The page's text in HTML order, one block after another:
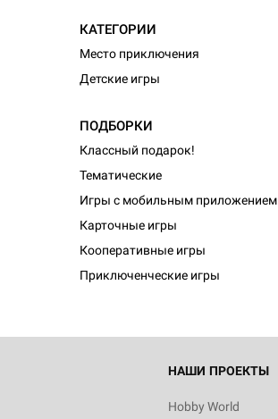
КАТЕГОРИИ
Место приключения
Детские игры
ПОДБОРКИ
Классный подарок!
Тематические
Игры с мобильным приложением
Карточные игры
Кооперативные игры
Приключенческие игры
НАШИ ПРОЕКТЫ
Hobby World